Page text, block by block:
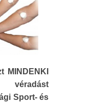
MINDENKI
véradást
Sport- és